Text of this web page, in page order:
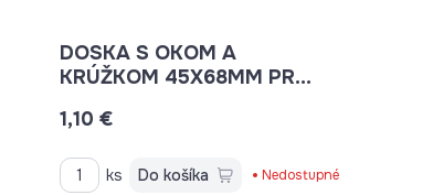
DOSKA S OKOM A
KRÚŽKOM 45X68MM PR
1,10 €
ks Do košíka Nedostupné